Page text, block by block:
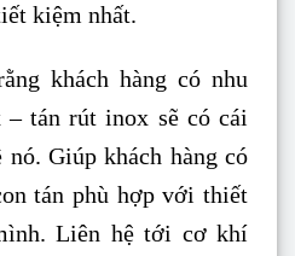
kiệm nhất.
khách hàng có nhu
– tán rút inox sẽ có cái
Giúp khách hàng có
tán phù hợp với thiết
Liên hệ tới cơ khí